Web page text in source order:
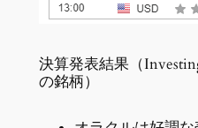
決算発表結果（
の銘柄）